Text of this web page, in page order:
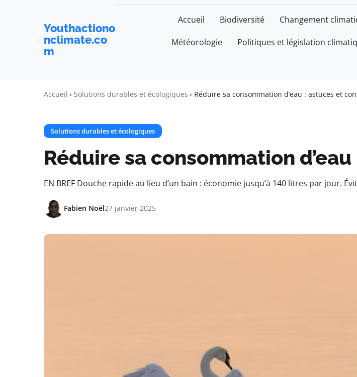
Youthactiono
nclimate.co
m
Accueil Biodiversité Changement
Météorologie Politiques et législation
Accueil Solutions durables et écologiques Réduire sa consommation d’eau : astuces et
Solutions durables et écologiques
Réduire sa consommation
EN BREF Douche rapide au lieu d’un bain : économie jusqu’à 140 litres par jour.
Fabien Noël27 janvier 2025